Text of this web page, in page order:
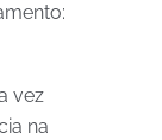
vez
na